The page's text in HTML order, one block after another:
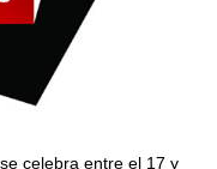
celebra entre el 17 y